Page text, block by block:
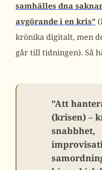
samhälles dna
avgörande i en kris”
krönika digitalt, men
går till tidningen). Så
”Att
(krisen) –
snabbhet,